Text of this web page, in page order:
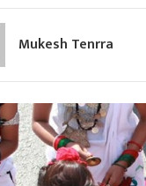
Mukesh Tenrra